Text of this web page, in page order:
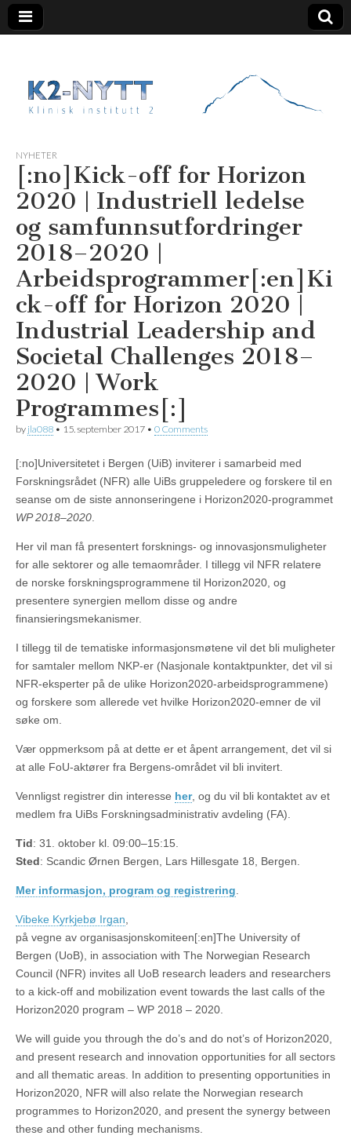
K2 Nytt
NYHETER
[:no]Kick-off for Horizon
2020 | Industriell ledelse
og samfunnsutfordringer
2018–2020 |
Arbeidsprogrammer[:en]Ki
ck-off for Horizon 2020 |
Industrial Leadership and
Societal Challenges 2018–
2020 | Work
Programmes[:]
by jla088 • 15. september 2017 • 0 Comments
[:no]Universitetet i Bergen (UiB) inviterer i samarbeid med
Forskningsrådet (NFR) alle UiBs gruppeledere og forskere til en
seanse om de siste annonseringene i Horizon2020-programmet
WP 2018–2020.
Her vil man få presentert forsknings- og innovasjonsmuligheter
for alle sektorer og alle temaområder. I tillegg vil NFR relatere
de norske forskningsprogrammene til Horizon2020, og
presentere synergien mellom disse og andre
finansieringsmekanismer.
I tillegg til de tematiske informasjonsmøtene vil det bli muligheter
for samtaler mellom NKP-er (Nasjonale kontaktpunkter, det vil si
NFR-eksperter på de ulike Horizon2020-arbeidsprogrammene)
og forskere som allerede vet hvilke Horizon2020-emner de vil
søke om.
Vær oppmerksom på at dette er et åpent arrangement, det vil si
at alle FoU-aktører fra Bergens-området vil bli invitert.
Vennligst registrer din interesse her, og du vil bli kontaktet av et
medlem fra UiBs Forskningsadministrativ avdeling (FA).
Tid: 31. oktober kl. 09:00–15:15.
Sted: Scandic Ørnen Bergen, Lars Hillesgate 18, Bergen.
Mer informasjon, program og registrering.
Vibeke Kyrkjebø Irgan,
på vegne av organisasjonskomiteen[:en]The University of
Bergen (UoB), in association with The Norwegian Research
Council (NFR) invites all UoB research leaders and researchers
to a kick-off and mobilization event towards the last calls of the
Horizon2020 program – WP 2018 – 2020.
We will guide you through the do’s and do not’s of Horizon2020,
and present research and innovation opportunities for all sectors
and all thematic areas. In addition to presenting opportunities in
Horizon2020, NFR will also relate the Norwegian research
programmes to Horizon2020, and present the synergy between
these and other funding mechanisms.